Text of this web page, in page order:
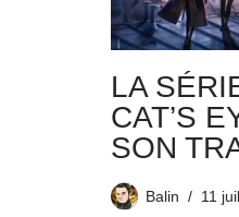
LA
CAT’S
SON
Balin 11